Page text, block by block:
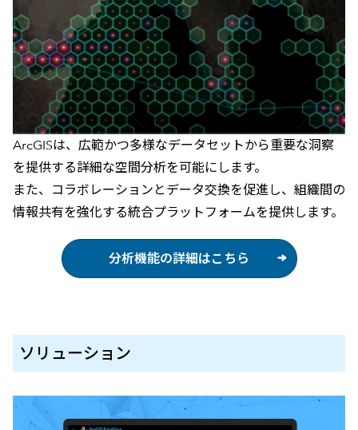
ArcGISは、広範かつ多様なデータセットから重要な洞察
を提供する詳細な空間分析を可能にします。
また、コラボレーションとデータ交換を促進し、組織間の
情報共有を強化する統合プラットフォームを提供します。
分析機能の詳細はこちら
ソリューション